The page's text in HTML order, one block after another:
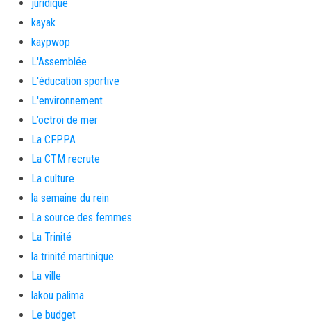
juridique
kayak
kaypwop
L'Assemblée
L'éducation sportive
L'environnement
L’octroi de mer
La CFPPA
La CTM recrute
La culture
la semaine du rein
La source des femmes
La Trinité
la trinité martinique
La ville
lakou palima
Le budget